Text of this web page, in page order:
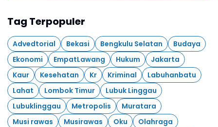
Tag Terpopuler
Advedtorial Bekasi Bengkulu Selatan
Budaya
Ekonomi
EmpatLawang Hukum
Jakarta
Kaur
Kesehatan Kr Kriminal
Labuhanbatu
Lahat
Lombok Timur
Lubuk Linggau
Lubuklinggau
Metropolis
Muratara
Musi rawas
Musirawas Oku
Olahraga